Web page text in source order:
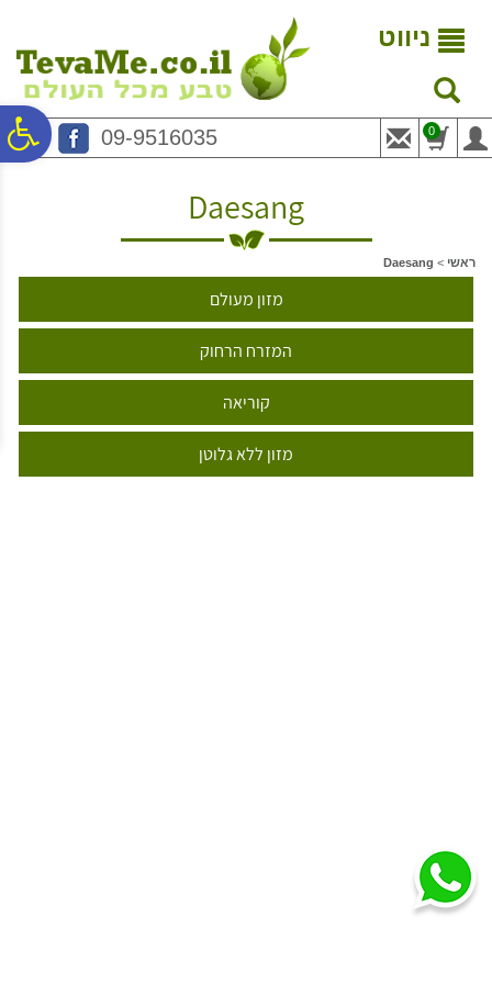
המרכזי
ניווט
09-9516035 0
Daesang
ראשי >
Daesang
מזון מעולם
המזרח הרחוק
קוריאה
מזון ללא גלוטן